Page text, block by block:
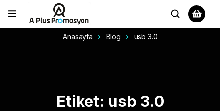
Anasayfa Blog usb 3.0
Etiket: usb 3.0